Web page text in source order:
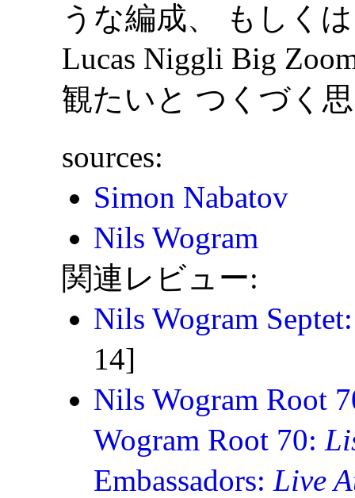
うな編成、 もしく
Lucas Niggli Big
観たいと つくづく
sources:
Simon Nabatov
Nils Wogram
関連レビュー:
Nils Wogram
14]
Nils Wogram Root
Wogram Root 70:
Embassadors:Live